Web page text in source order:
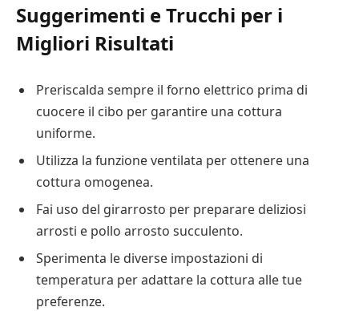
Suggerimenti e Trucchi per i
Migliori Risultati
Preriscalda sempre il forno elettrico prima di
cuocere il cibo per garantire una cottura
uniforme.
Utilizza la funzione ventilata per ottenere una
cottura omogenea.
Fai uso del girarrosto per preparare deliziosi
arrosti e pollo arrosto succulento.
Sperimenta le diverse impostazioni di
temperatura per adattare la cottura alle tue
preferenze.